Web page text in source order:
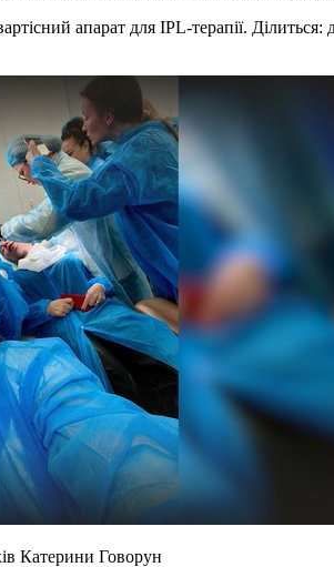
апарат для IPL-терапії.
Катерини Говорун